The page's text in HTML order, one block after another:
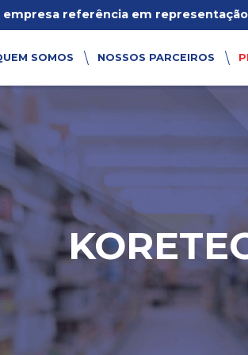
empresa referência em
SOMOS NOSSOS PARCEIROS